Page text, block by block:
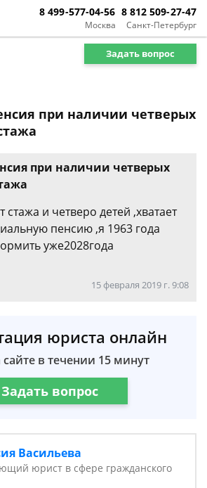
Москва
8 499-577-04-56
Санкт-Петербург
8 812 509-27-47
Задать вопрос
при наличии четверых
при наличии четверых
и четверо детей ,хватает
пенсию ,я 1963 года
уже2028года
15 февраля 2019 г. 9:08
юриста онлайн
сайте в течении 15 минут
Задать вопрос
Васильева
юрист в сфере гражданского